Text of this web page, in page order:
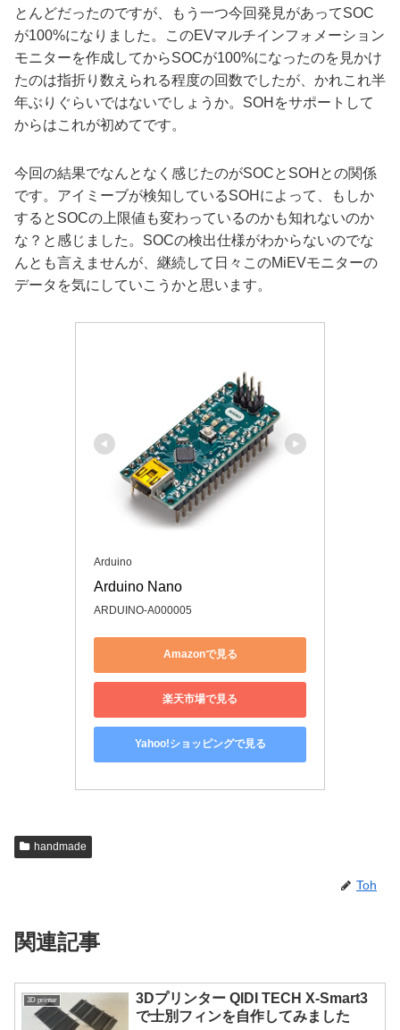
とんどだったのですが、もう一つ今回発見があってSOC
が100%になりました。このEVマルチインフォメーション
モニターを作成してからSOCが100%になったのを見かけ
たのは指折り数えられる程度の回数でしたが、かれこれ半
年ぶりぐらいではないでしょうか。SOHをサポートして
からはこれが初めてです。
今回の結果でなんとなく感じたのがSOCとSOHとの関係
です。アイミーブが検知しているSOHによって、もしか
するとSOCの上限値も変わっているのかも知れないのか
な？と感じました。SOCの検出仕様がわからないのでな
んとも言えませんが、継続して日々このMiEVモニターの
データを気にしていこうかと思います。
Arduino
Arduino Nano
ARDUINO-A000005
Amazonで見る
楽天市場で見る
Yahoo!ショッピングで見る
handmade
Toh
関連記事
3D printer
3Dプリンター QIDI TECH X-Smart3
で士別フィンを自作してみました